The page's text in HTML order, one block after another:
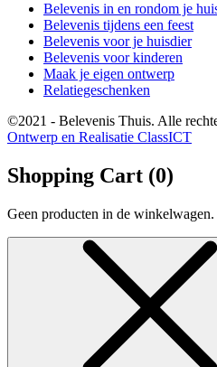
Belevenis in en rondom je
Belevenis tijdens een feest
Belevenis voor je huisdier
Belevenis voor kinderen
Maak je eigen ontwerp
Relatiegeschenken
©2021 - Belevenis Thuis. Alle
Ontwerp en Realisatie ClassICT
Shopping Cart (0)
Geen producten in de winkelwagen.